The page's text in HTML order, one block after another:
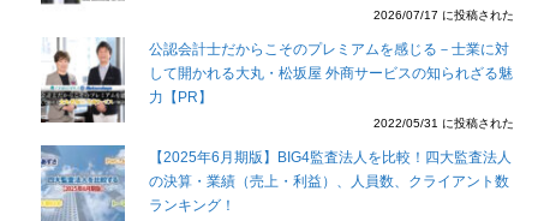
2026/07/17 に投稿された
公認会計士だからこそのプレミアムを感じる－士業に対
して開かれる大丸・松坂屋 外商サービスの知られざる魅
力【PR】
2022/05/31 に投稿された
【2025年6月期版】BIG4監査法人を比較！四大監査法人
の決算・業績（売上・利益）、人員数、クライアント数
ランキング！